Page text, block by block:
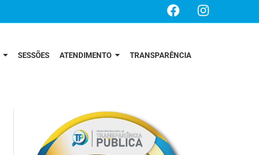
SESSÕES ATENDIMENTO TRANSPARÊNCIA